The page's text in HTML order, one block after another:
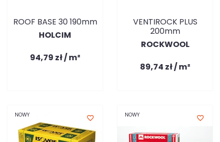
ROOF BASE 30 190mm
HOLCIM
94,79 zł / m²
VENTIROCK PLUS
200mm
ROCKWOOL
89,74 zł / m²
NOWY favorite_border NOWY favorite_border